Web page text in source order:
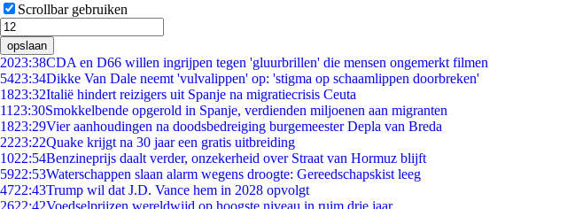
Scrollbar gebruiken
opslaan
2023:38CDA en D66 willen ingrijpen tegen 'gluurbrillen' die mensen ongemerkt filmen
5423:34Dikke Van Dale neemt 'vulvalippen' op: 'stigma op schaamlippen doorbreken'
1823:32Italië hindert reizigers uit Spanje na migratiecrisis Ceuta
11 23:30Smokkelbende opgerold in Spanje, verdienden miljoenen aan migranten
1823:29Vier aanhoudingen na doodsbedreiging burgemeester Depla van Breda
2223:22Quake krijgt na 30 jaar een gratis uitbreiding
1022:54Benzineprijs daalt verder, onzekerheid over Straat van Hormuz blijft
5922:53Waterschappen slaan alarm wegens droogte: Gereedschapskist leeg
4722:43Trump wil dat J.D. Vance hem in 2028 opvolgt
2622:42Voedselprijzen wereldwijd op hoogste niveau in ruim drie jaar